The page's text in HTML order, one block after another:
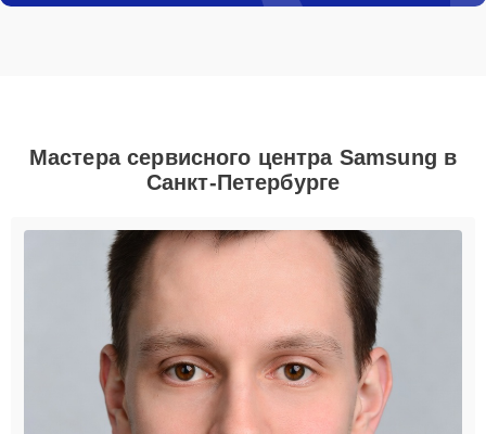
Мастера сервисного центра Samsung в
Санкт-Петербурге